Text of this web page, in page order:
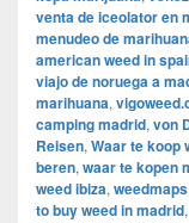
venta de iceolator en
menudeo de
american weed in
viajo de noruega a
marihuana,
camping madrid, von
Reisen, Waar te koop
beren, waar te kopen
weed ibiza,
to buy weed in madrid,